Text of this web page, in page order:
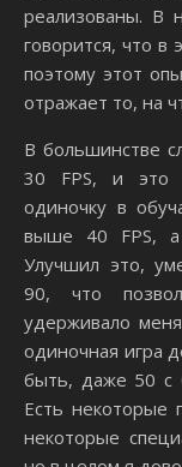
реализованы. В
говорится, что в
поэтому этот
отражает то, на
В большинстве
30 FPS, и это
одиночку в
выше 40 FPS, а
Улучшил это,
90, что
удерживало
одиночная игра
быть, даже 50 с
Есть некоторые
некоторые